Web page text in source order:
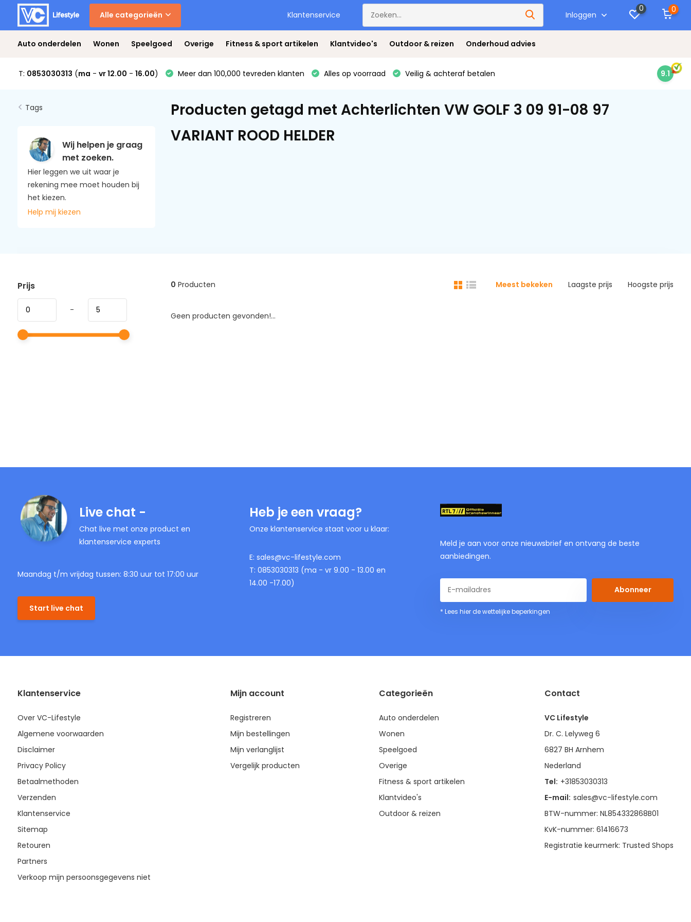
Alle categorieën Klantenservice Inloggen
0 0
Auto onderdelen Wonen Speelgoed Overige Fitness & sport artikelen Klantvideo's Outdoor & reizen Onderhoud advies
T: 0853030313 (ma - vr 12.00 - 16.00) Meer dan 100,000 tevreden klanten Alles op voorraad Veilig & achteraf betalen 9.1
Tags
Wij helpen je graag
met zoeken.
Hier leggen we uit waar je
rekening mee moet houden bij
het kiezen.
Help mij kiezen
Producten getagd met Achterlichten VW GOLF 3 09 91-08 97
VARIANT ROOD HELDER
Prijs
-
0 Producten Meest bekeken Laagste prijs Hoogste prijs
Geen producten gevonden!...
Live chat -
Chat live met onze product en
klantenservice experts
Maandag t/m vrijdag tussen: 8:30 uur tot 17:00 uur
Start live chat
Heb je een vraag?
Onze klantenservice staat voor u klaar:
E: sales@vc-lifestyle.com
T: 0853030313 (ma - vr 9.00 - 13.00 en
14.00 -17.00)
Meld je aan voor onze nieuwsbrief en ontvang de beste
aanbiedingen.
Abonneer
* Lees hier de wettelijke beperkingen
Klantenservice
Over VC-Lifestyle
Algemene voorwaarden
Disclaimer
Privacy Policy
Betaalmethoden
Verzenden
Klantenservice
Sitemap
Retouren
Partners
Verkoop mijn persoonsgegevens niet
Mijn account
Registreren
Mijn bestellingen
Mijn verlanglijst
Vergelijk producten
Categorieën
Auto onderdelen
Wonen
Speelgoed
Overige
Fitness & sport artikelen
Klantvideo's
Outdoor & reizen
Contact
VC Lifestyle
Dr. C. Lelyweg 6
6827 BH Arnhem
Nederland
Tel: +31853030313
E-mail: sales@vc-lifestyle.com
BTW-nummer: NL854332868B01
KvK-nummer: 61416673
Registratie keurmerk: Trusted Shops